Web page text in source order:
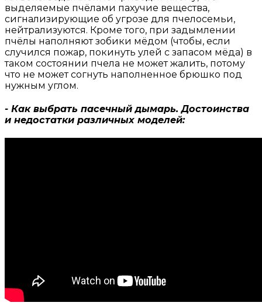
выделяемые пчёлами пахучие вещества,
сигнализирующие об угрозе для пчелосемьи,
нейтрализуются. Кроме того, при задымлении
пчёлы наполняют зобики мёдом (чтобы, если
случился пожар, покинуть улей с запасом мёда) в
таком состоянии пчела не может жалить, потому
что не может согнуть наполненное брюшко под
нужным углом.
- Как выбрать пасечный дымарь. Достоинства
и недостатки различных моделей: